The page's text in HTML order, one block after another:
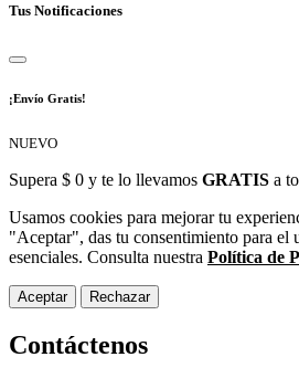
Tus Notificaciones
¡Envío Gratis!
NUEVO
Supera $ 0 y te lo llevamos GRATIS a
Usamos cookies para mejorar tu
"Aceptar", das tu consentimiento para el
esenciales. Consulta nuestra Política de
Aceptar Rechazar
Contáctenos